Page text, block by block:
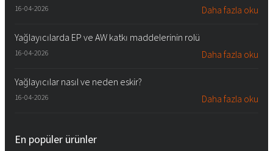
16-04-2026 Daha fazla oku
Yağlayıcılarda EP ve AW katkı maddelerinin rolü
16-04-2026 Daha fazla oku
Yağlayıcılar nasıl ve neden eskir?
16-04-2026 Daha fazla oku
En popüler ürünler